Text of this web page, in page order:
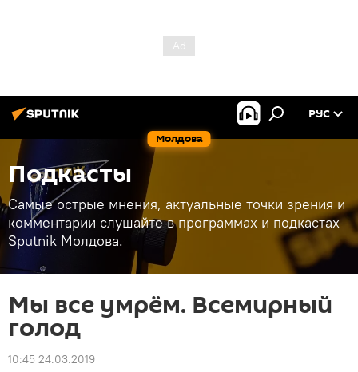
Молдова
РУС
Подкасты
Самые острые мнения, актуальные точки зрения и
комментарии слушайте в программах и подкастах
Sputnik Молдова.
Мы все умрём. Всемирный
голод
10:45 24.03.2019